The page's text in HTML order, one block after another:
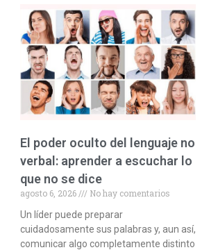
El poder oculto del lenguaje no
verbal: aprender a escuchar lo
que no se dice
agosto 6, 2026
No hay comentarios
Un líder puede preparar
cuidadosamente sus palabras y, aun así,
comunicar algo completamente distinto